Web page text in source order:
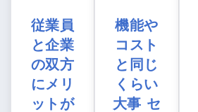
従業員
と企業
の双方
にメリ
ットが
機能や
コスト
と同じ
くらい
大事 セ